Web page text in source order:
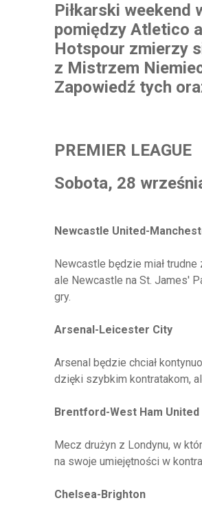
Piłkarski weekend
pomiędzy Atletico
Hotspour zmierzy
z Mistrzem
Zapowiedź tych
PREMIER LEAGUE
Sobota, 28
Newcastle United-
Newcastle będzie miał
ale Newcastle na St. James'
gry.
Arsenal-Leicester City
Arsenal będzie chciał
dzięki szybkim kontratakom,
Brentford-West Ham United
Mecz drużyn z Londynu, w
na swoje umiejętności w
Chelsea-Brighton